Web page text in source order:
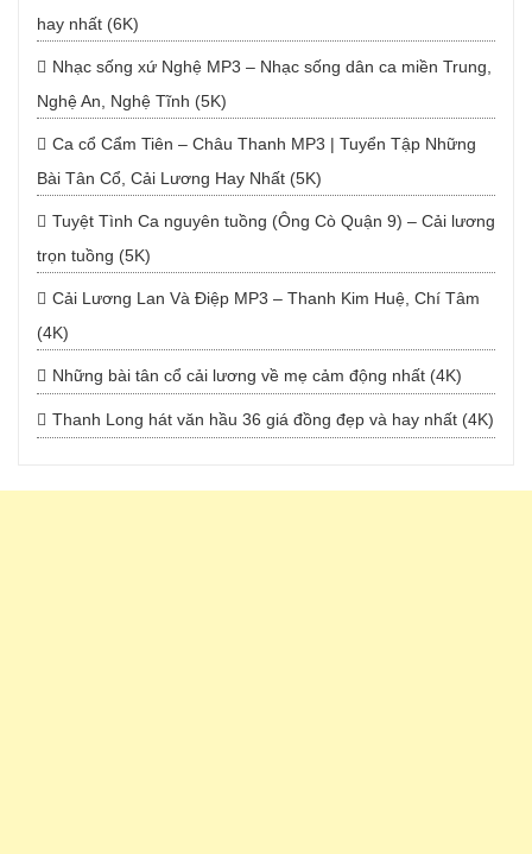
hay nhất (6K)
Nhạc sống xứ Nghệ MP3 – Nhạc sống dân ca miền Trung,
Nghệ An, Nghệ Tĩnh (5K)
Ca cổ Cẩm Tiên – Châu Thanh MP3 | Tuyển Tập Những
Bài Tân Cổ, Cải Lương Hay Nhất (5K)
Tuyệt Tình Ca nguyên tuồng (Ông Cò Quận 9) – Cải lương
trọn tuồng (5K)
Cải Lương Lan Và Điệp MP3 – Thanh Kim Huệ, Chí Tâm
(4K)
Những bài tân cổ cải lương về mẹ cảm động nhất (4K)
Thanh Long hát văn hầu 36 giá đồng đẹp và hay nhất (4K)